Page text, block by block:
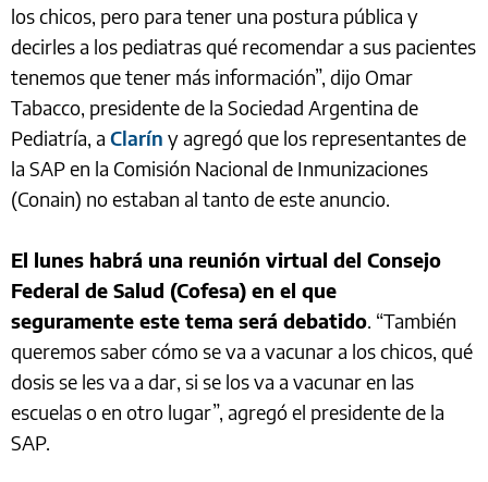
los chicos, pero para tener una postura pública y
decirles a los pediatras qué recomendar a sus pacientes
tenemos que tener más información”, dijo Omar
Tabacco, presidente de la Sociedad Argentina de
Pediatría, a Clarín y agregó que los representantes de
la SAP en la Comisión Nacional de Inmunizaciones
(Conain) no estaban al tanto de este anuncio.
El lunes habrá una reunión virtual del Consejo
Federal de Salud (Cofesa) en el que
seguramente este tema será debatido. “También
queremos saber cómo se va a vacunar a los chicos, qué
dosis se les va a dar, si se los va a vacunar en las
escuelas o en otro lugar”, agregó el presidente de la
SAP.